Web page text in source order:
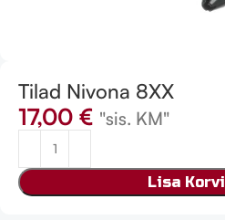
Tilad Nivona 8XX
17,00 € "sis. KM"
Lisa Korvi